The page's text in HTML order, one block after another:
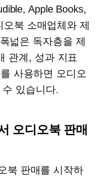
Apple Books,
북 소매업체와 제
넓은 독자층을 제
관계, 성과 지표
사용하면 오디오
있습니다.
오디오북 판매
북 판매를 시작하